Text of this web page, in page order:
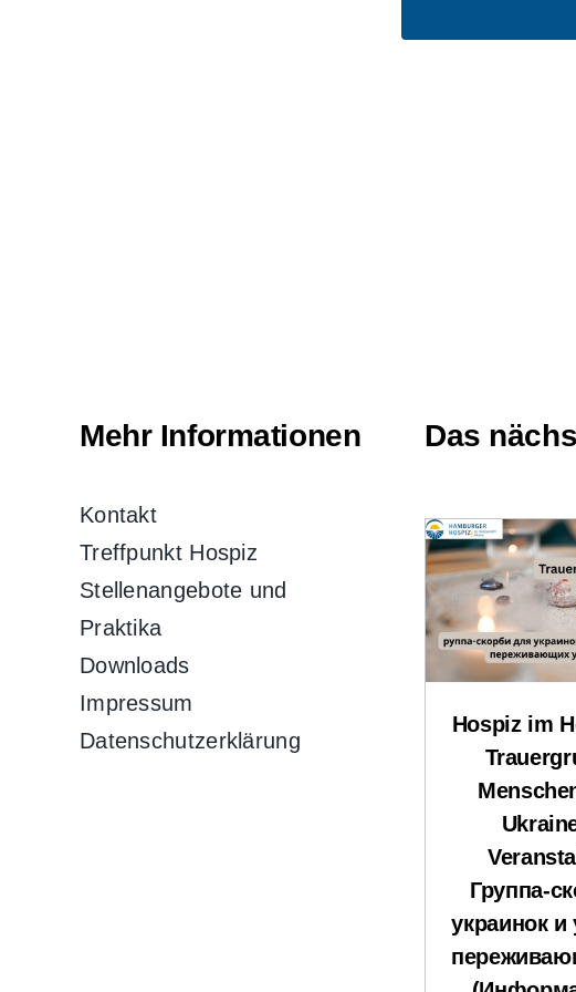
Mehr Informationen
Kontakt
Treffpunkt Hospiz
Stellenangebote und
Praktika
Downloads
Impressum
Datenschutzerklärung
Das
Hospiz im
Группа-
украинок и